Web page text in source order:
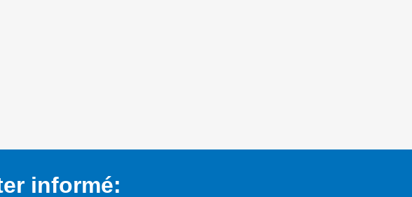
informé: